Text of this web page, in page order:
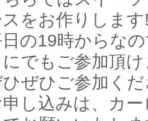
スをお作りします
の19時からな
にでもご参加頂
ひぜひご参加く
申し込みは、カ